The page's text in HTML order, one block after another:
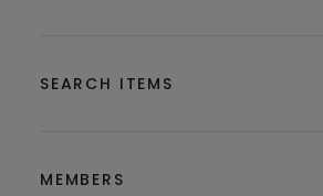
SEARCH ITEMS
MEMBERS